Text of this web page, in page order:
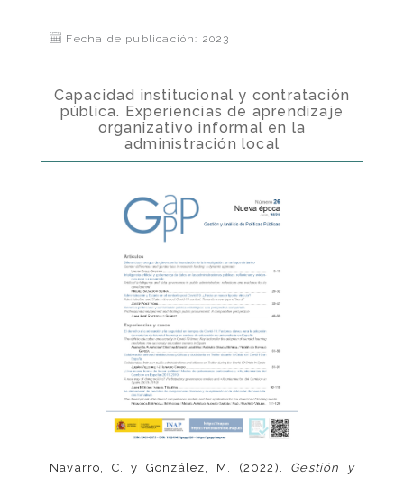
Fecha de publicación: 2023
Capacidad institucional y contratación
pública. Experiencias de aprendizaje
organizativo informal en la
administración local
Navarro, C. y González, M. (2022). Gestión y